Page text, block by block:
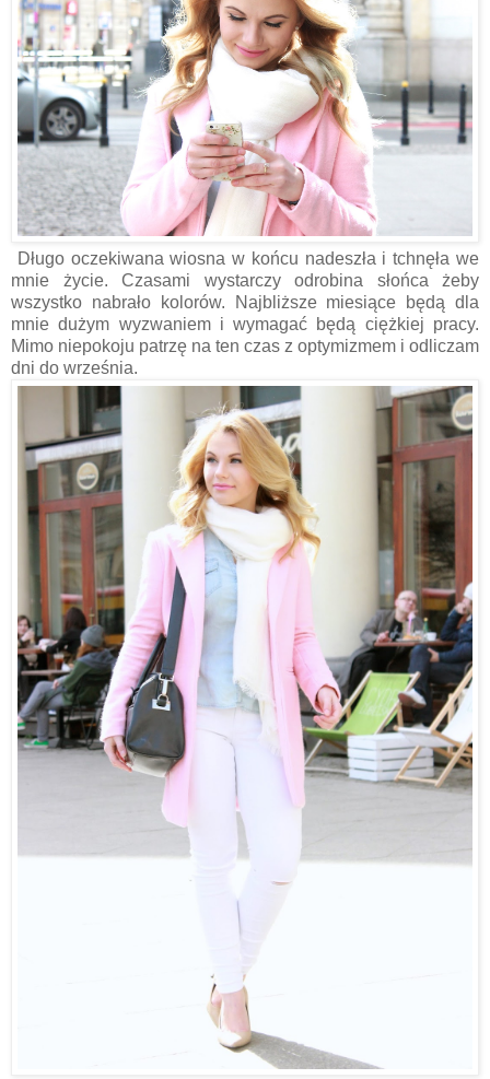
Długo oczekiwana wiosna w końcu nadeszła i tchnęła we
mnie życie. Czasami wystarczy odrobina słońca żeby
wszystko nabrało kolorów. Najbliższe miesiące będą dla
mnie dużym wyzwaniem i wymagać będą ciężkiej pracy.
Mimo niepokoju patrzę na ten czas z optymizmem i odliczam
dni do września.